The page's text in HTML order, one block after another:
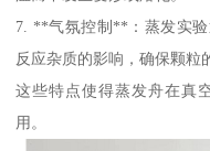
7. **气氛控制**：蒸发实
反应杂质的影响，确保颗粒
这些特点使得蒸发舟在真
用。